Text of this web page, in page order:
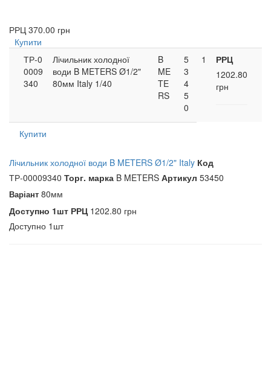
РРЦ 370.00 грн
Купити
ТР-0
0009
340
Лічильник холодної
води B METERS Ø1/2"
80мм Italy 1/40
B
ME
TE
RS
5
3
4
5
0
1
РРЦ
1202.80
грн
Купити
Лічильник холодної води B METERS Ø1/2" Italy Код
ТР-00009340 Торг. марка B METERS Артикул 53450
Варіант 80мм
Доступно 1шт РРЦ1202.80 грн
Доступно 1шт